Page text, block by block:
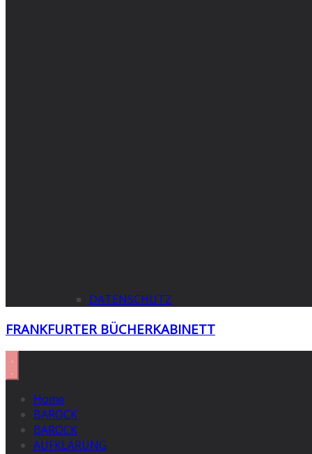
DATENSCHUTZ
FRANKFURTER BÜCHERKABINETT
Home
BAROCK
BAROCK
AUFKLÄRUNG